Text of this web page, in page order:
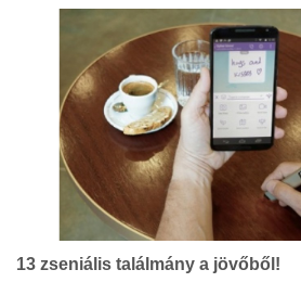
13 zseniális találmány a jövőből!